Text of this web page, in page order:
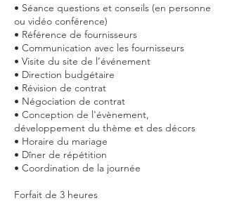
• Séance questions et conseils (en personne
ou vidéo conférence)
• Référence de fournisseurs
• Communication avec les fournisseurs
• Visite du site de l’événement
• Direction budgétaire
• Révision de contrat
• Négociation de contrat
• Conception de l'évènement,
développement du thème et des décors
• Horaire du mariage
• Dîner de répétition
• Coordination de la journée